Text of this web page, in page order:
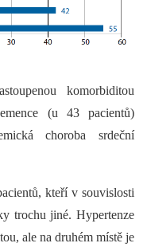
komorbiditou
(u 43 pacientů)
choroba srdeční
kteří v souvislosti
trochu jiné. Hypertenze
ale na druhém místě je